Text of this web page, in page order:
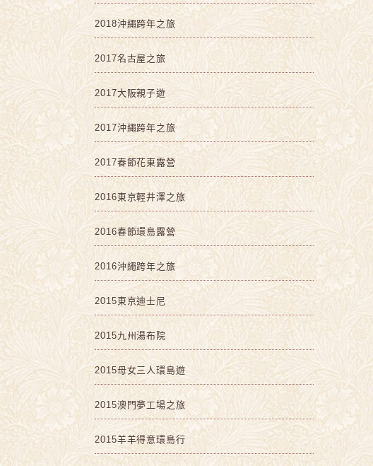
2018沖繩跨年之旅
2017名古屋之旅
2017大阪親子遊
2017沖繩跨年之旅
2017春節花東露營
2016東京輕井澤之旅
2016春節環島露營
2016沖繩跨年之旅
2015東京迪士尼
2015九州湯布院
2015母女三人環島遊
2015澳門夢工場之旅
2015羊羊得意環島行